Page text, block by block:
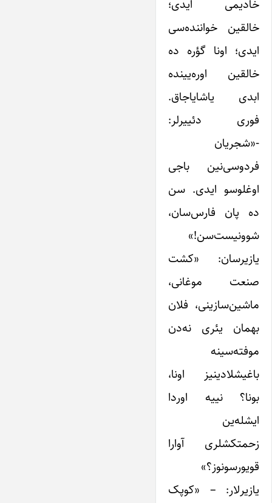
خادیمی ایدی؛
خالقین خواننده‌سی
ایدی؛ اونا گؤره ده
خالقین اوره‌یینده
ابدی یاشایاجاق.
فوری دئییرلر:
-«شجریان
فردوسی‌نین باجی
اوغلوسو ایدی. سن
ده پان فارس‌سان،
شوونیست‌سن!»
یازیرسان: «کشت
صنعت موغانی،
ماشین‌سازینی، فلان
بهمان یئری نه‌دن
موفته‌سینه
باغیشلادینیز اونا،
بونا؟ نییه اوردا
ایشله‌ین
زحمتکشلری آوارا
قویورسونوز؟»
یازیرلار: – «کوپک